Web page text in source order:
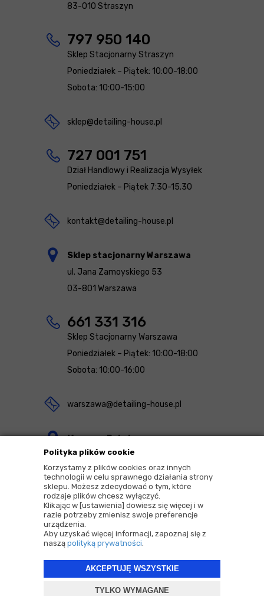
Polityka plików cookie
Korzystamy z plików cookies oraz innych
technologii w celu sprawnego działania strony
sklepu. Możesz zdecydować o tym, które
rodzaje plików chcesz wyłączyć.
Klikając w [ustawienia] dowiesz się więcej i w
razie potrzeby zmienisz swoje preferencje
urządzenia.
Aby uzyskać więcej informacji, zapoznaj się z
naszą polityką prywatności.
AKCEPTUJĘ WSZYSTKIE
TYLKO WYMAGANE
83-010 Straszyn
797 950 140
Sklep Stacjonarny Straszyn
Poniedziałek – Piątek: 10:00-18:00
Sobota: 10:00-15:00
sklep@detailing-house.pl
727 001 751
Dział Handlowy i Realizacja Wysyłek
Poniedziałek – Piątek 7:30-15.30
kontakt@detailing-house.pl
Sklep stacjonarny Warszawa
ul. Jana Zamoyskiego 53
03-801 Warszawa
661 331 316
Sklep Stacjonarny Warszawa
Poniedziałek – Piątek: 10:00-18:00
Sobota: 10:00-16:00
warszawa@detailing-house.pl
Magazyn Rekcin
Nomos Sp. z o.o. sp.k.
ul. Agrestowa 1
83-010 Rekcin
2026 © Copyrights by |Detailing House